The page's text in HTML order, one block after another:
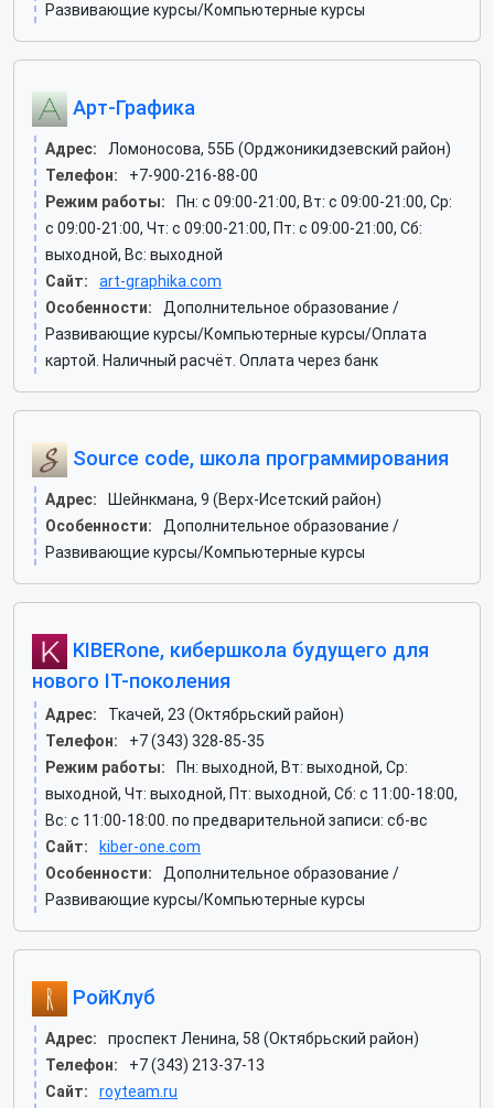
Развивающие курсы/Компьютерные курсы
Арт-Графика
Адрес:
Ломоносова, 55Б (Орджоникидзевский район)
Телефон:
+7-900-216-88-00
Режим работы:
Пн: c 09:00-21:00, Вт: c 09:00-21:00, Ср:
c 09:00-21:00, Чт: c 09:00-21:00, Пт: c 09:00-21:00, Сб:
выходной, Вс: выходной
Сайт:
art-graphika.com
Особенности:
Дополнительное образование /
Развивающие курсы/Компьютерные курсы/Оплата
картой. Наличный расчёт. Оплата через банк
Source code, школа программирования
Адрес:
Шейнкмана, 9 (Верх-Исетский район)
Особенности:
Дополнительное образование /
Развивающие курсы/Компьютерные курсы
KIBERone, кибершкола будущего для
нового IT-поколения
Адрес:
Ткачей, 23 (Октябрьский район)
Телефон:
+7 (343) 328-85-35
Режим работы:
Пн: выходной, Вт: выходной, Ср:
выходной, Чт: выходной, Пт: выходной, Сб: c 11:00-18:00,
Вс: c 11:00-18:00. по предварительной записи: сб-вс
Сайт:
kiber-one.com
Особенности:
Дополнительное образование /
Развивающие курсы/Компьютерные курсы
РойКлуб
Адрес:
проспект Ленина, 58 (Октябрьский район)
Телефон:
+7 (343) 213-37-13
Сайт:
royteam.ru